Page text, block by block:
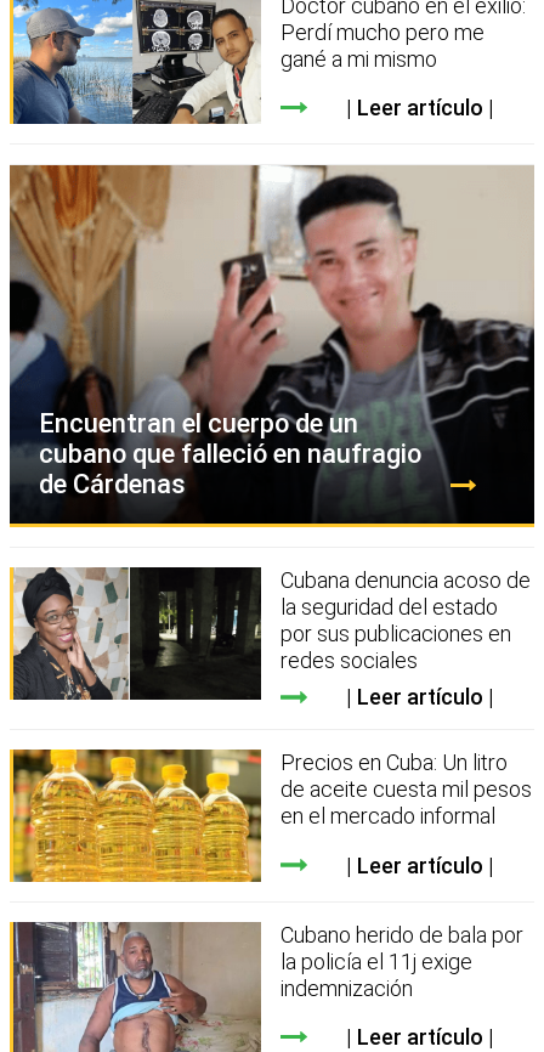
Doctor cubano en el exilio:
Perdí mucho pero me
gané a mi mismo
Leer artículo
Encuentran el cuerpo de un
cubano que falleció en naufragio
de Cárdenas
Cubana denuncia acoso de
la seguridad del estado
por sus publicaciones en
redes sociales
Leer artículo
Precios en Cuba: Un litro
de aceite cuesta mil pesos
en el mercado informal
Leer artículo
Cubano herido de bala por
la policía el 11j exige
indemnización
Leer artículo